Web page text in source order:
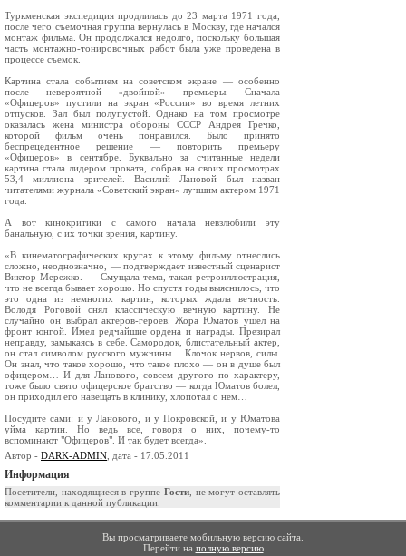
Туркменская экспедиция продлилась до 23 марта 1971 года,
после чего съемочная группа вернулась в Москву, где начался
монтаж фильма. Он продолжался недолго, поскольку большая
часть монтажно-тонировочных работ была уже проведена в
процессе съемок.
Картина стала событием на советском экране — особенно
после невероятной «двойной» премьеры. Сначала
«Офицеров» пустили на экран «России» во время летних
отпусков. Зал был полупустой. Однако на том просмотре
оказалась жена министра обороны СССР Андрея Гречко,
которой фильм очень понравился. Было принято
беспрецедентное решение — повторить премьеру
«Офицеров» в сентябре. Буквально за считанные недели
картина стала лидером проката, собрав на своих просмотрах
53,4 миллиона зрителей. Василий Лановой был назван
читателями журнала «Советский экран» лучшим актером 1971
года.
А вот кинокритики с самого начала невзлюбили эту
банальную, с их точки зрения, картину.
«В кинематографических кругах к этому фильму отнеслись
сложно, неоднозначно, — подтверждает известный сценарист
Виктор Мережко. — Смущала тема, такая ретроиллюстрация,
что не всегда бывает хорошо. Но спустя годы выяснилось, что
это одна из немногих картин, которых ждала вечность.
Володя Роговой снял классическую вечную картину. Не
случайно он выбрал актеров-героев. Жора Юматов ушел на
фронт юнгой. Имел редчайшие ордена и награды. Презирал
неправду, замыкаясь в себе. Самородок, блистательный актер,
он стал символом русского мужчины… Клочок нервов, силы.
Он знал, что такое хорошо, что такое плохо — он в душе был
офицером… И для Ланового, совсем другого по характеру,
тоже было свято офицерское братство — когда Юматов болел,
он приходил его навещать в клинику, хлопотал о нем…
Посудите сами: и у Ланового, и у Покровской, и у Юматова
уйма картин. Но ведь все, говоря о них, почему-то
вспоминают "Офицеров". И так будет всегда».
Автор - DARK-ADMIN , дата - 17.05.2011
Информация
Посетители, находящиеся в группе Гости, не могут оставлять
комментарии к данной публикации.
Вы просматриваете мобильную версию сайта.
Перейти на полную версию